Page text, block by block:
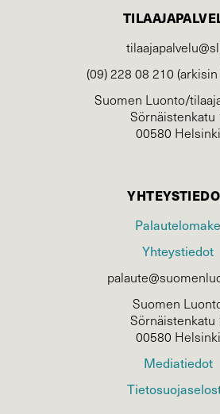
(09) 228 08 210
Suomen Luonto/
Sörnäistenkatu
00580 Helsinki
Palautelomake
Yhteystiedot
Suomen
Sörnäistenkatu
00580 Helsinki
Mediatiedot